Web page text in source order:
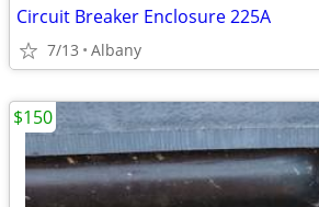
Circuit Breaker Enclosure 225A
7/13 Albany
$150